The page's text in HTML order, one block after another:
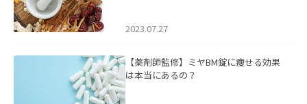
2023.07.27
【薬剤師監修】ミヤBM錠に痩せる効果
は本当にあるの？